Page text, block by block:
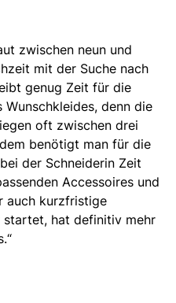
zwischen neun und
mit der Suche nach
genug Zeit für die
denn die
oft zwischen drei
benötigt man für die
der Schneiderin Zeit
Accessoires und
auch kurzfristige
startet, hat definitiv mehr